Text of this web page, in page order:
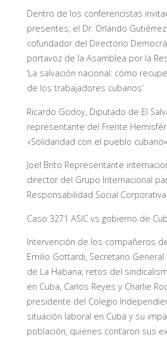
Dentro de los conferencistas
presentes, el Dr. Orlando
cofundador del Directorio
portavoz de la Asamblea por la
‘La salvación nacional: cómo
de los trabajadores cubanos’
Ricardo Godoy, Diputado de El
representante del Frente
«Solidaridad con el pueblo cubano»
Joel Brito Representante
director del Grupo Internacional
Responsabilidad Social Corporativa
Caso 3271 ASIC vs gobierno de
Intervención de los compañeros
Emilio Gottardi, Secretario General
de La Habana; retos del
en Cuba, Carlos Reyes y Charlie
presidente del Colegio
situación laboral en Cuba y su
población, quienes contaron sus